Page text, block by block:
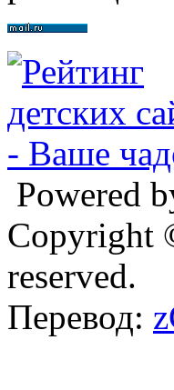
Powered
Copyright
reserved.
Перевод: